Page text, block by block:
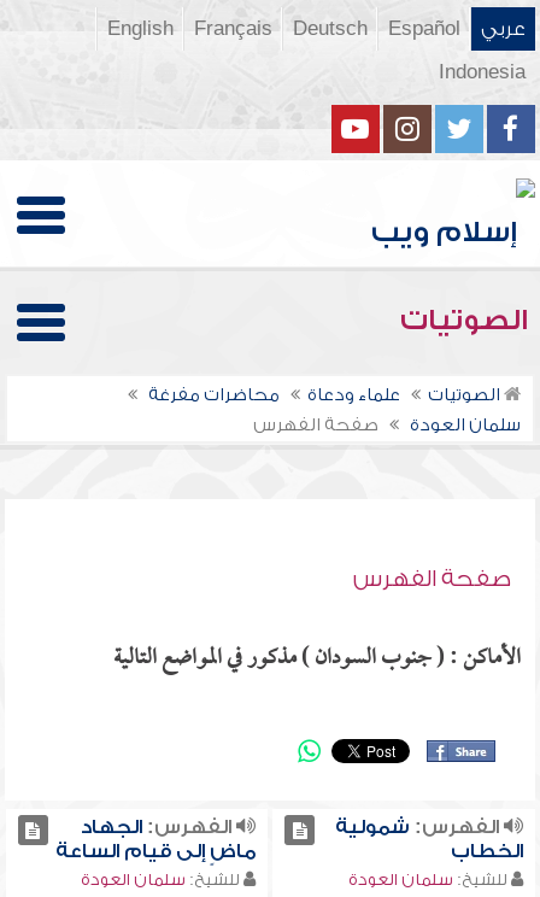
عربي Español
Deutsch
Français
English
Indonesia
الصوتيات
الصوتيات علماء ودعاة
محاضرات مفرغة
سلمان العودة
صفحة الفهرس
صفحة الفهرس
الأماكن : ( جنوب السودان ) مذكور في المواضع التالية
الفهرس: شمولية
الخطاب
للشيخ: سلمان العودة
الفهرس:الجهاد
ماضٍ إلى قيام الساعة
للشيخ: سلمان العودة